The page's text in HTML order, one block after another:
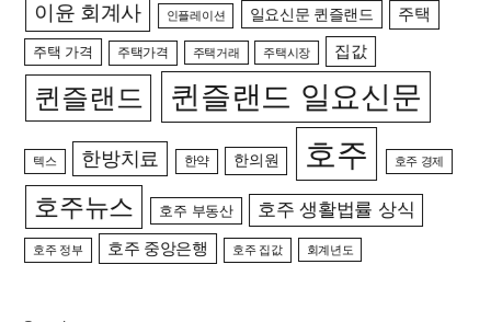
이윤 회계사 인플레이션 일요신문 퀸즐랜드 주택
주택 가격 주택가격 주택거래 주택시장 집값
퀸즐랜드 퀸즐랜드 일요신문
텍스 한방치료 한약 한의원 호주 호주 경제
호주뉴스 호주 부동산 호주 생활법률 상식
호주 정부 호주 중앙은행 호주 집값 회계년도